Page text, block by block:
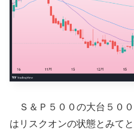
Ｓ＆Ｐ５００の大台５０
はリスクオンの状態とみてと